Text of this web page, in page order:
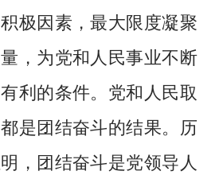
极因素，最大限度凝聚
，为党和人民事业不断
利的条件。党和人民取
是团结奋斗的结果。历
，团结奋斗是党领导人